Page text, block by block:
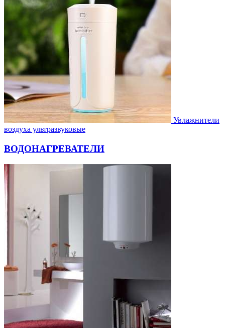
Увлажнители
воздуха ультразвуковые
ВОДОНАГРЕВАТЕЛИ